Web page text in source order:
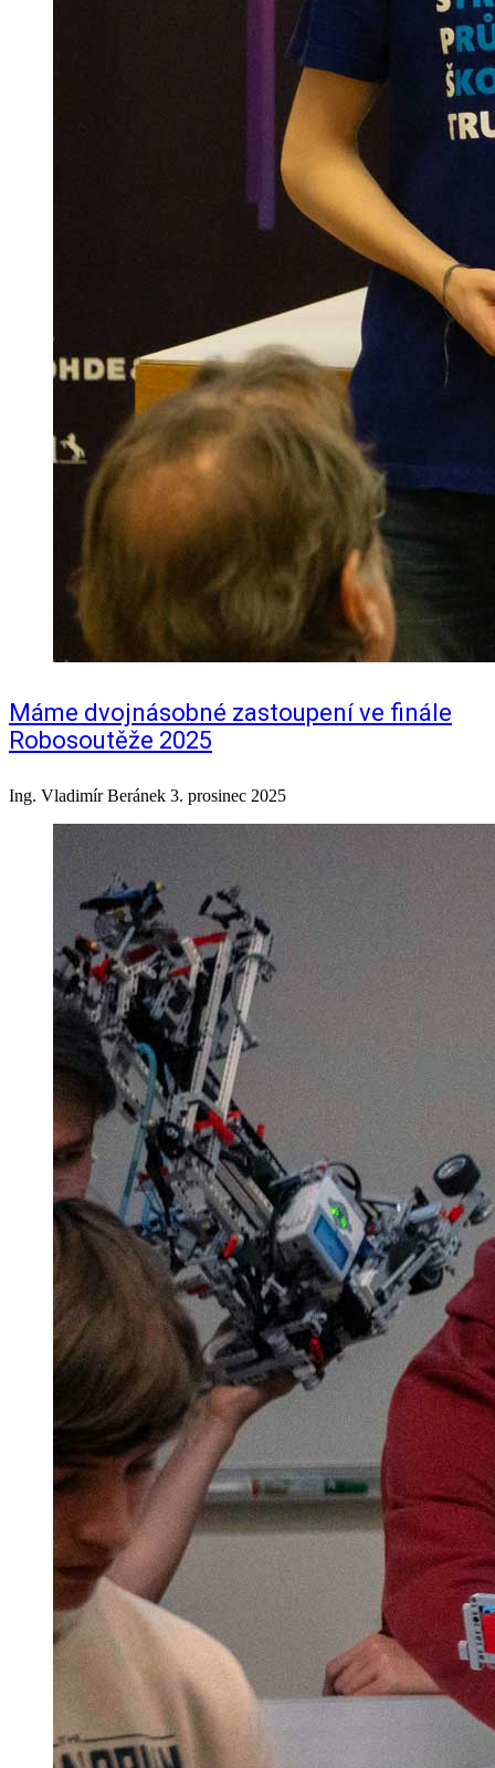
Máme dvojnásobné zastoupení ve finále
Robosoutěže 2025
Ing. Vladimír Beránek 3. prosinec 2025